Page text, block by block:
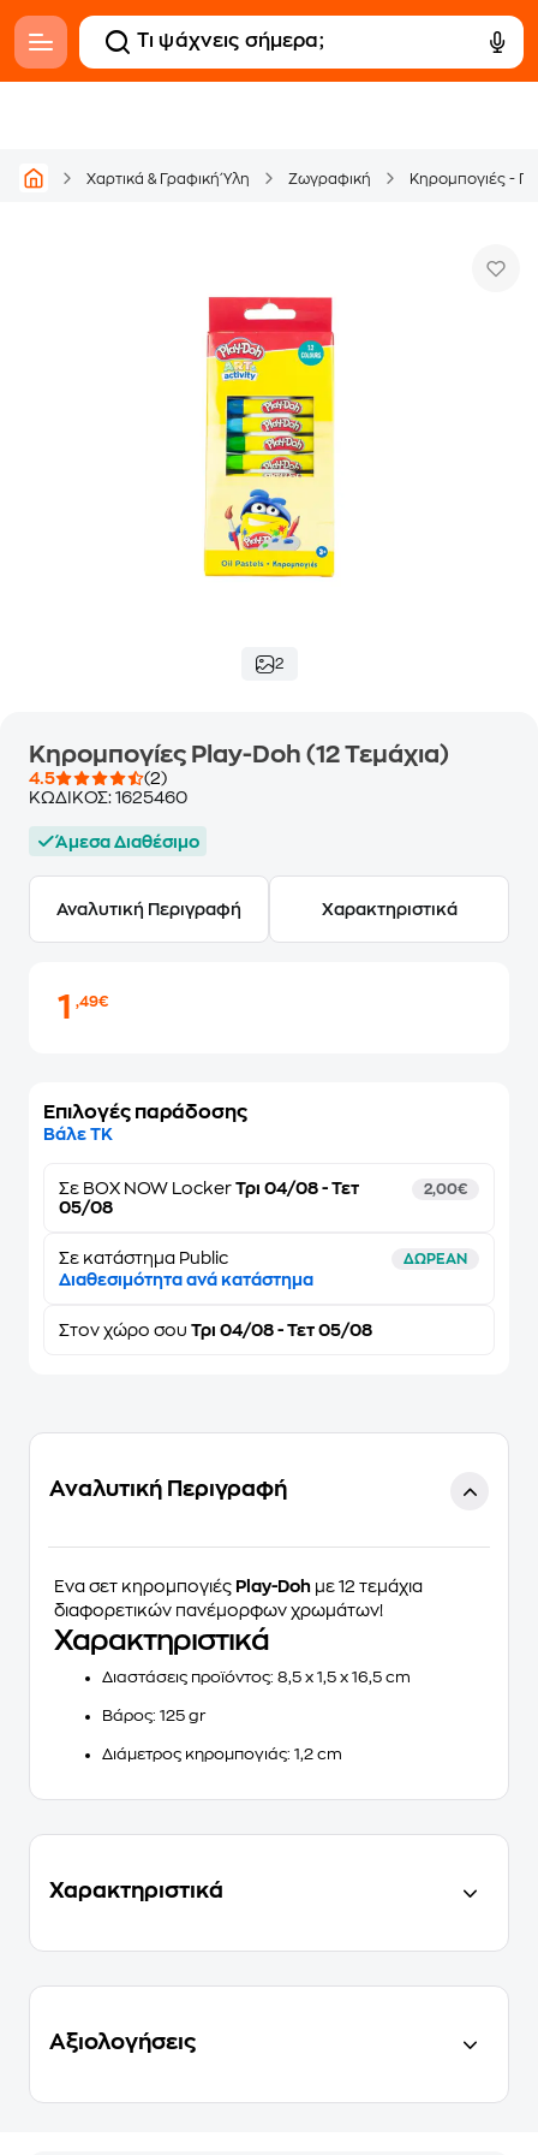
Χαρτικά & Γραφική Ύλη Ζωγραφική Κηρομπογιές -
2
Κηρομπογίες Play-Doh (12 Τεμάχια)
4.5
(2)
ΚΩΔΙΚΟΣ: 1625460
Άμεσα Διαθέσιμο
Αναλυτική Περιγραφή Χαρακτηριστικά
1,49€
Επιλογές παράδοσης
Βάλε ΤΚ
Σε BOX NOW Locker Τρι 04/08 - Τετ
05/08
2,00€
Σε κατάστημα Public ΔΩΡΕΑΝ
Διαθεσιμότητα ανά κατάστημα
Στον χώρο σου Τρι 04/08 - Τετ 05/08
Αναλυτική Περιγραφή
Ένα σετ κηρομπογιές Play-Doh με 12 τεμάχια
διαφορετικών πανέμορφων χρωμάτων!
Χαρακτηριστικά
Διαστάσεις προϊόντος: 8,5 x 1,5 x 16,5 cm
Βάρος: 125 gr
Διάμετρος κηρομπογιάς: 1,2 cm
Χαρακτηριστικά
Αξιολογήσεις